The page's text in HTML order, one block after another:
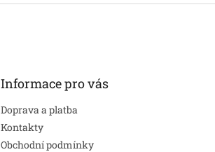
Informace pro vás
Doprava a platba
Kontakty
Obchodní podmínky